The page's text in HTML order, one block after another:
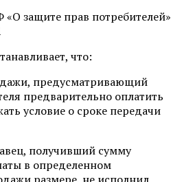
«О защите прав потребителей»
что:
предусматривающий
предварительно оплатить
условие о сроке передачи
получивший сумму
в определенном
размере, не исполнил